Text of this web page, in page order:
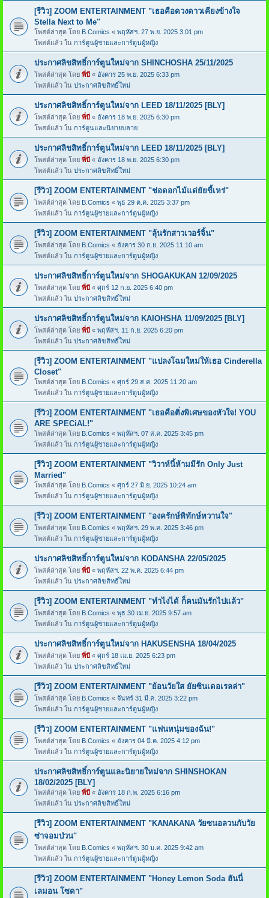
[รีวิว] ZOOM ENTERTAINMENT "เธอคือดวงดาวเคียงข้างใจ
Stella Next to Me"
โพสต์ล่าสุด โดย B.Comics « พฤหัสฯ. 27 พ.ย. 2025 3:01 pm
โพสต์แล้ว ใน การ์ตูนผู้ชายและการ์ตูนผู้หญิง
ประกาศลิขสิทธิ์การ์ตูนใหม่จาก SHINCHOSHA 25/11/2025
โพสต์ล่าสุด โดย พี่บี « อังคาร 25 พ.ย. 2025 6:33 pm
โพสต์แล้ว ใน ประกาศลิขสิทธิ์ใหม่
ประกาศลิขสิทธิ์การ์ตูนใหม่จาก LEED 18/11/2025 [BLY]
โพสต์ล่าสุด โดย พี่บี « อังคาร 18 พ.ย. 2025 6:30 pm
โพสต์แล้ว ใน การ์ตูนและนิยายบลาย
ประกาศลิขสิทธิ์การ์ตูนใหม่จาก LEED 18/11/2025 [BLY]
โพสต์ล่าสุด โดย พี่บี « อังคาร 18 พ.ย. 2025 6:30 pm
โพสต์แล้ว ใน ประกาศลิขสิทธิ์ใหม่
[รีวิว] ZOOM ENTERTAINMENT "ช่อดอกไม้แด่ยัยขี้เหร่"
โพสต์ล่าสุด โดย B.Comics « พุธ 29 ต.ค. 2025 3:37 pm
โพสต์แล้ว ใน การ์ตูนผู้ชายและการ์ตูนผู้หญิง
[รีวิว] ZOOM ENTERTAINMENT "ลุ้นรักสาวเวอร์จิ้น"
โพสต์ล่าสุด โดย B.Comics « อังคาร 30 ก.ย. 2025 11:10 am
โพสต์แล้ว ใน การ์ตูนผู้ชายและการ์ตูนผู้หญิง
ประกาศลิขสิทธิ์การ์ตูนใหม่จาก SHOGAKUKAN 12/09/2025
โพสต์ล่าสุด โดย พี่บี « ศุกร์ 12 ก.ย. 2025 6:40 pm
โพสต์แล้ว ใน ประกาศลิขสิทธิ์ใหม่
ประกาศลิขสิทธิ์การ์ตูนใหม่จาก KAIOHSHA 11/09/2025 [BLY]
โพสต์ล่าสุด โดย พี่บี « พฤหัสฯ. 11 ก.ย. 2025 6:20 pm
โพสต์แล้ว ใน ประกาศลิขสิทธิ์ใหม่
[รีวิว] ZOOM ENTERTAINMENT "แปลงโฉมใหม่ให้เธอ Cinderella
Closet"
โพสต์ล่าสุด โดย B.Comics « ศุกร์ 29 ส.ค. 2025 11:20 am
โพสต์แล้ว ใน การ์ตูนผู้ชายและการ์ตูนผู้หญิง
[รีวิว] ZOOM ENTERTAINMENT "เธอคือติ่งพิเศษของหัวใจ! YOU
ARE SPECiAL!"
โพสต์ล่าสุด โดย B.Comics « พฤหัสฯ. 07 ส.ค. 2025 3:45 pm
โพสต์แล้ว ใน การ์ตูนผู้ชายและการ์ตูนผู้หญิง
[รีวิว] ZOOM ENTERTAINMENT "วิวาห์นี้ห้ามมีรัก Only Just
Married"
โพสต์ล่าสุด โดย B.Comics « ศุกร์ 27 มิ.ย. 2025 10:24 am
โพสต์แล้ว ใน การ์ตูนผู้ชายและการ์ตูนผู้หญิง
[รีวิว] ZOOM ENTERTAINMENT "องครักษ์พิทักษ์หวานใจ"
โพสต์ล่าสุด โดย B.Comics « พฤหัสฯ. 29 พ.ค. 2025 3:46 pm
โพสต์แล้ว ใน การ์ตูนผู้ชายและการ์ตูนผู้หญิง
ประกาศลิขสิทธิ์การ์ตูนใหม่จาก KODANSHA 22/05/2025
โพสต์ล่าสุด โดย พี่บี « พฤหัสฯ. 22 พ.ค. 2025 6:44 pm
โพสต์แล้ว ใน ประกาศลิขสิทธิ์ใหม่
[รีวิว] ZOOM ENTERTAINMENT "ทำไงได้ ก็คนมันรักไปแล้ว"
โพสต์ล่าสุด โดย B.Comics « พุธ 30 เม.ย. 2025 9:57 am
โพสต์แล้ว ใน การ์ตูนผู้ชายและการ์ตูนผู้หญิง
ประกาศลิขสิทธิ์การ์ตูนใหม่จาก HAKUSENSHA 18/04/2025
โพสต์ล่าสุด โดย พี่บี « ศุกร์ 18 เม.ย. 2025 6:23 pm
โพสต์แล้ว ใน ประกาศลิขสิทธิ์ใหม่
[รีวิว] ZOOM ENTERTAINMENT "ย้อนวัยใส ยัยซินเดอเรลล่า"
โพสต์ล่าสุด โดย B.Comics « จันทร์ 31 มี.ค. 2025 3:22 pm
โพสต์แล้ว ใน การ์ตูนผู้ชายและการ์ตูนผู้หญิง
[รีวิว] ZOOM ENTERTAINMENT "แฟนหนุ่มของฉัน!"
โพสต์ล่าสุด โดย B.Comics « อังคาร 04 มี.ค. 2025 4:12 pm
โพสต์แล้ว ใน การ์ตูนผู้ชายและการ์ตูนผู้หญิง
ประกาศลิขสิทธิ์การ์ตูนและนิยายใหม่จาก SHINSHOKAN
18/02/2025 [BLY]
โพสต์ล่าสุด โดย พี่บี « อังคาร 18 ก.พ. 2025 6:16 pm
โพสต์แล้ว ใน ประกาศลิขสิทธิ์ใหม่
[รีวิว] ZOOM ENTERTAINMENT "KANAKANA วัยซนอลวนกับวัย
ซ่าจอมป่วน"
โพสต์ล่าสุด โดย B.Comics « พฤหัสฯ. 30 ม.ค. 2025 9:42 am
โพสต์แล้ว ใน การ์ตูนผู้ชายและการ์ตูนผู้หญิง
[รีวิว] ZOOM ENTERTAINMENT "Honey Lemon Soda ฮันนี่
เลมอน โซดา"